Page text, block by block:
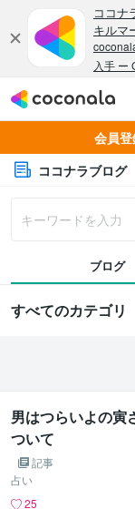
会員
ココナラブログ
ブログ
すべてのカテゴリ
男はつらいよの寅
ついて
記事
占い
25